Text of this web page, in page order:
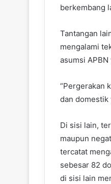
berkembang
Tantangan
mengalami
asumsi APBN
“Pergerakan
dan domestik
Di sisi lain,
maupun
tercatat
sebesar 82
di sisi lain